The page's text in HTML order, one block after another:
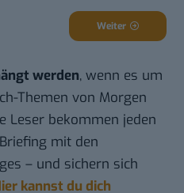
Weiter
werden, wenn es um
Themen von Morgen
Leser bekommen jeden
mit den
– und sichern sich
kannst du dich